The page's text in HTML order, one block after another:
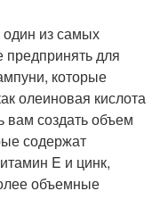
из самых
для
которые
олеиновая кислота
вам создать объем
содержат
E и цинк,
объемные